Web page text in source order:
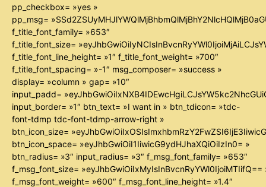
pp_checkbox= »yes »
pp_msg=
f_title_font_family= »653″
f_title_font_size=
f_title_font_line_height= »1″ f_title_font_weight= »700″
f_title_font_spacing= »-1″ msg_composer= »success »
display= »column » gap= »10″
input_padd=
input_border= »1″ btn_text= »I want in » btn_tdicon= »tdc-
font-tdmp tdc-font-tdmp-arrow-right »
btn_icon_size=
btn_icon_space= »eyJhbGwiOiI1IiwicG9ydHJhaXQiOiIzIn0= »
btn_radius= »3″ input_radius= »3″ f_msg_font_family= »653″
f_msg_font_size= »eyJhbGwiOiIxMyIsInBvcnRyYWl0IjoiMTIifQ==
f_msg_font_weight= »600″ f_msg_font_line_height= »1.4″